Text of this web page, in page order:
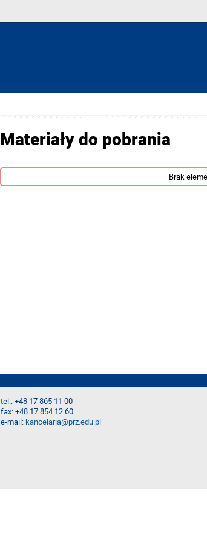
Materiały do pobrania
Brak
tel.: +48 17 865 11 00
fax: +48 17 854 12 60
e-mail:kancelaria@prz.edu.pl